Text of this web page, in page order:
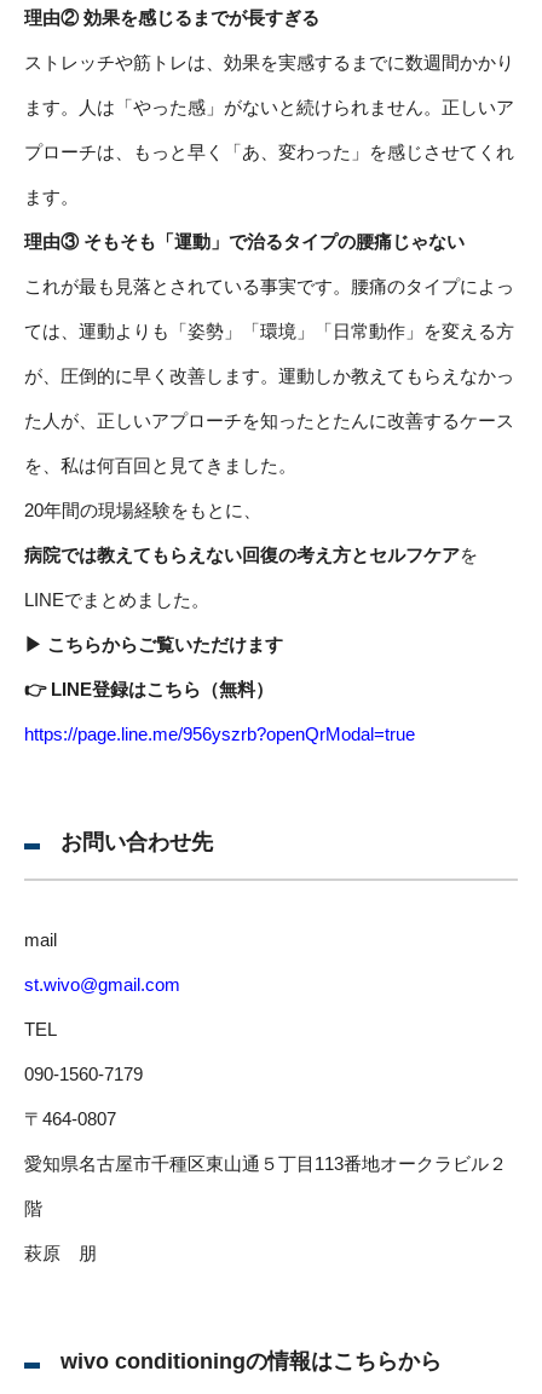
理由② 効果を感じるまでが長すぎる
ストレッチや筋トレは、効果を実感するまでに数週間かかり
ます。人は「やった感」がないと続けられません。正しいア
プローチは、もっと早く「あ、変わった」を感じさせてくれ
ます。
理由③ そもそも「運動」で治るタイプの腰痛じゃない
これが最も見落とされている事実です。腰痛のタイプによっ
ては、運動よりも「姿勢」「環境」「日常動作」を変える方
が、圧倒的に早く改善します。運動しか教えてもらえなかっ
た人が、正しいアプローチを知ったとたんに改善するケース
を、私は何百回と見てきました。
20年間の現場経験をもとに、
病院では教えてもらえない回復の考え方とセルフケアを
LINEでまとめました。
▶︎ こちらからご覧いただけます
👉 LINE登録はこちら（無料）
https://page.line.me/956yszrb?openQrModal=true
お問い合わせ先
mail
st.wivo@gmail.com
TEL
090-1560-7179
〒464-0807
愛知県名古屋市千種区東山通５丁目113番地オークラビル２
階
萩原 朋
wivo conditioningの情報はこちらから